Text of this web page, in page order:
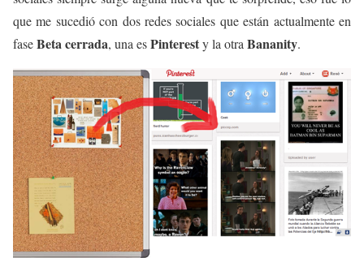
que me sucedió con dos redes sociales que están actualmente en
faseBeta cerrada, una esPinteresty la otra Bananity.